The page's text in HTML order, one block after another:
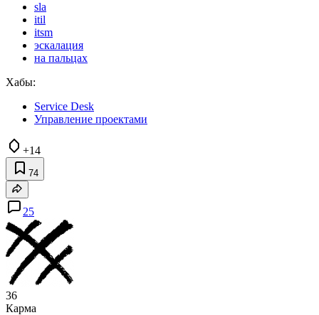
sla
itil
itsm
эскалация
на пальцах
Хабы:
Service Desk
Управление проектами
+14
74
25
36
Карма